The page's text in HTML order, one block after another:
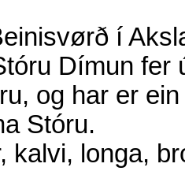
í
Dímun
og har er ein
Stóru.
kalvi, longa,